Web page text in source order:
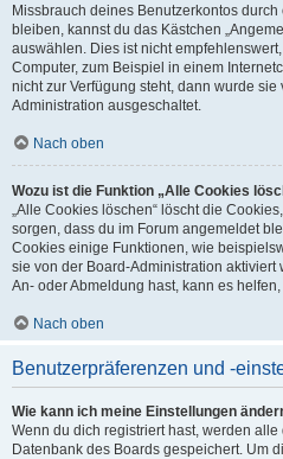
Missbrauch deines Benutzerkontos
bleiben, kannst du das Kästchen
auswählen. Dies ist nicht
Computer, zum Beispiel in einem
nicht zur Verfügung steht, dann wurde
Administration ausgeschaltet.
Nach oben
Wozu ist die Funktion „Alle Cookies
„Alle Cookies löschen“ löscht die
sorgen, dass du im Forum angemeldet
Cookies einige Funktionen, wie
sie von der Board-Administration
An- oder Abmeldung hast, kann es
Nach oben
Benutzerpräferenzen und -
Wie kann ich meine Einstellungen
Wenn du dich registriert hast, werden
Datenbank des Boards gespeichert. Um